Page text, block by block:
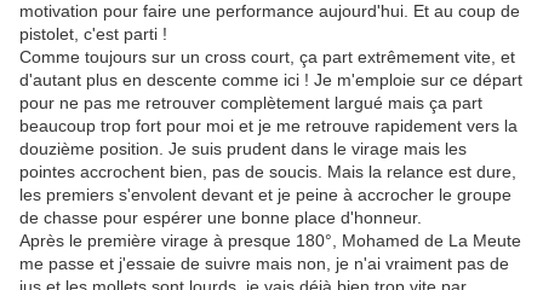
motivation pour faire une performance aujourd'hui. Et au coup de
pistolet, c'est parti !
Comme toujours sur un cross court, ça part extrêmement vite, et
d'autant plus en descente comme ici ! Je m'emploie sur ce départ
pour ne pas me retrouver complètement largué mais ça part
beaucoup trop fort pour moi et je me retrouve rapidement vers la
douzième position. Je suis prudent dans le virage mais les
pointes accrochent bien, pas de soucis. Mais la relance est dure,
les premiers s'envolent devant et je peine à accrocher le groupe
de chasse pour espérer une bonne place d'honneur.
Après le première virage à presque 180°, Mohamed de La Meute
me passe et j'essaie de suivre mais non, je n'ai vraiment pas de